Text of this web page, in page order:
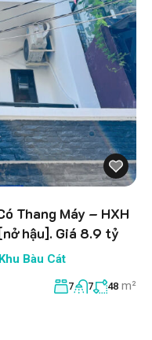
Thang Máy – HXH
hậu]. Giá 8.9 tỷ
Bàu Cát
7 7 48 m²